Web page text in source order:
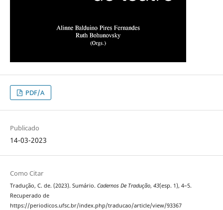
PDF/A
Publicado
14-03-2023
Como Citar
Tradução, C. de. (2023). Sumário. Cadernos De Tradução, 43(esp. 1), 4–5.
Recuperado de
https://periodicos.ufsc.br/index.php/traducao/article/view/93367